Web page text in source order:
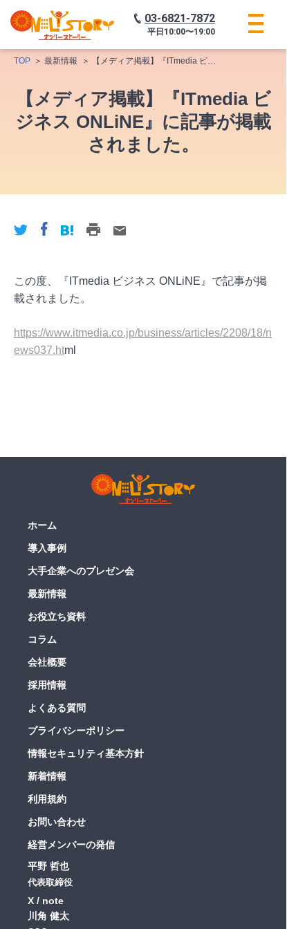
03-6821-7872
平日 10:00〜19:00
TOP 最新情報 【メディア掲載】『ITmedia ビジネス ONLiNE』に記事が掲載されました。
【メディア掲載】『ITmedia ビ
ジネス ONLiNE』に記事が掲載
されました。
この度、『ITmedia ビジネス ONLiNE』で記事が掲
載されました。
https://www.itmedia.co.jp/business/articles/2208/18/n
ews037.html
ホーム
導入事例
大手企業へのプレゼン会
最新情報
お役立ち資料
コラム
会社概要
採用情報
よくある質問
プライバシーポリシー
情報セキュリティ基本方針
新着情報
利用規約
お問い合わせ
経営メンバーの発信
平野 哲也
代表取締役
X
note
川角 健太